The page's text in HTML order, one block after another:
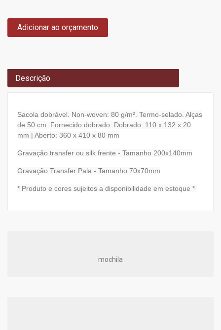
Adicionar ao orçamento
Descrição
Sacola dobrável. Non-woven: 80 g/m². Termo-selado. Alças
de 50 cm. Fornecido dobrado. Dobrado: 110 x 132 x 20
mm | Aberto: 360 x 410 x 80 mm
Gravação transfer ou silk frente - Tamanho 200x140mm
Gravação Transfer Pala - Tamanho 70x70mm
* Produto e cores sujeitos a disponibilidade em estoque *
mochila